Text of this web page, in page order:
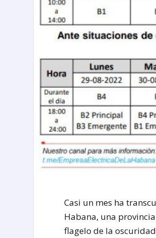
Casi un mes ha
Habana, una
flagelo de la